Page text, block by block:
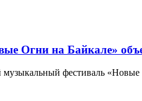
Огни на Байкале»
фестиваль